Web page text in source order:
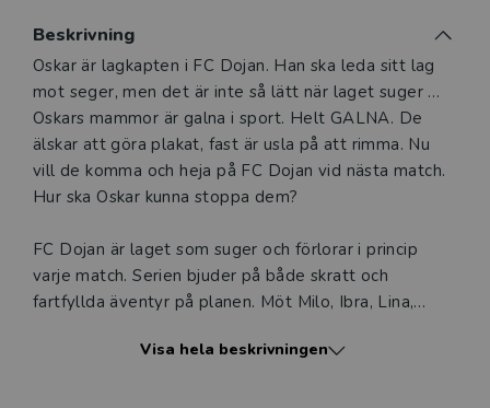
Beskrivning
Beskrivning
Oskar är lagkapten i FC Dojan. Han ska leda sitt lag
mot seger, men det är inte så lätt när laget suger …
Oskars mammor är galna i sport. Helt GALNA. De
älskar att göra plakat, fast är usla på att rimma. Nu
vill de komma och heja på FC Dojan vid nästa match.
Hur ska Oskar kunna stoppa dem?
FC Dojan är laget som suger och förlorar i princip
varje match. Serien bjuder på både skratt och
fartfyllda äventyr på planen. Möt Milo, Ibra, Lina,
agerar tränare och chaufför för laget. Häng med på
Visa hela beskrivningen